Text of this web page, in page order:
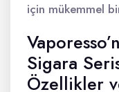
için mükemmel
Sigara
Özellikler